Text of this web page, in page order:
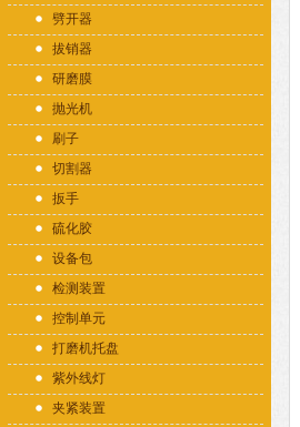
劈开器
拔销器
研磨膜
抛光机
刷子
切割器
扳手
硫化胶
设备包
检测装置
控制单元
打磨机托盘
紫外线灯
夹紧装置